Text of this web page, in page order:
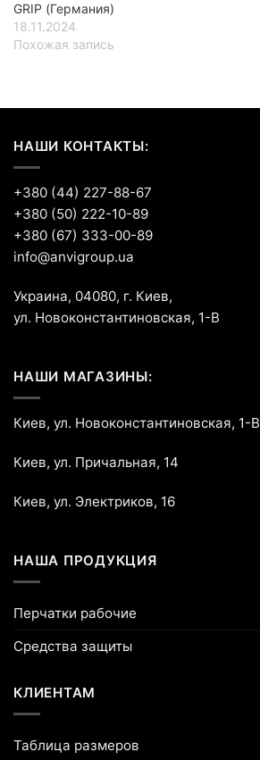
GRIP (Германия)
18.11.2024
Похожая запись
НАШИ КОНТАКТЫ:
+380 (44) 227-88-67
+380 (50) 222-10-89
+380 (67) 333-00-89
info@anvigroup.ua
Украина, 04080, г. Киев,
ул. Новоконстантиновская, 1-В
НАШИ МАГАЗИНЫ:
Киев, ул. Новоконстантиновская, 1-В
Киев, ул. Причальная, 14
Киев, ул. Электриков, 16
НАША ПРОДУКЦИЯ
Перчатки рабочие
Средства защиты
КЛИЕНТАМ
Таблица размеров